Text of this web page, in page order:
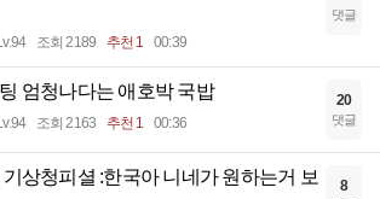
조회 2189 추천 1 00:39
댓글
엄청나다는 애호박 국밥
조회 2163 추천 1 00:36
20
댓글
기상청피셜 :한국아 니네가 원하는거 보
8